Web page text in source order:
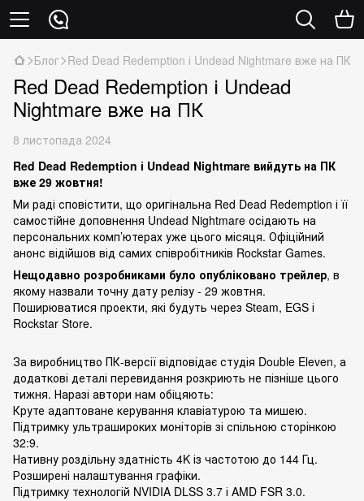
Блог Red Dead Redemption і Undead Nightmare вже на ПК
Red Dead Redemption і Undead
Nightmare вже на ПК
8 листопада 2024
Red Dead Redemption і Undead Nightmare вийдуть на ПК
вже 29 жовтня!
Ми раді сповістити, що оригінальна Red Dead Redemption і її
самостійне доповнення Undead Nightmare осідають на
персональних комп’ютерах уже цього місяця. Офіційний
анонс відійшов від самих співробітників Rockstar Games.
Нещодавно розробниками було опубліковано трейлер, в
якому назвали точну дату релізу - 29 жовтня.
Поширюватися проекти, які будуть через Steam, EGS і
Rockstar Store.
За виробництво ПК-версії відповідає студія Double Eleven, а
додаткові деталі перевидання розкриють не пізніше цього
тижня. Наразі автори нам обіцяють:
Круте адаптоване керування клавіатурою та мишею.
Підтримку ультрашироких моніторів зі спільною сторінкою
32:9.
Нативну роздільну здатність 4K із частотою до 144 Гц.
Розширені налаштування графіки.
Підтримку технологій NVIDIA DLSS 3.7 і AMD FSR 3.0.